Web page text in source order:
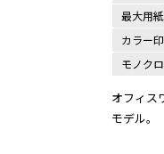
最大用
カラー
モノク
オフィス
モデル。